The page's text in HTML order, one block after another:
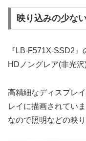
映り込みの少な
『LB-F571X-SSD2
HDノングレア(非光沢
高精細なディスプレ
レイに描画されてい
なので照明などの映